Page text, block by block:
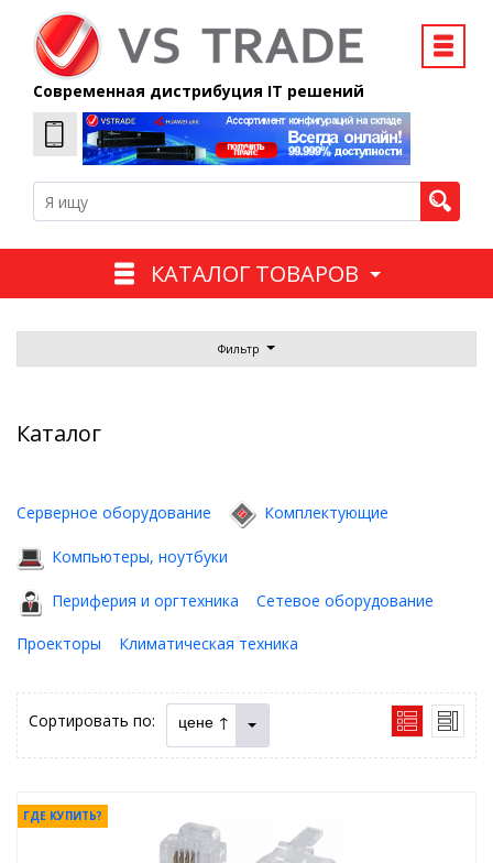
Современная дистрибуция IT решений
КАТАЛОГ ТОВАРОВ
Фильтр
Каталог
Серверное оборудование Комплектующие
Компьютеры, ноутбуки
Периферия и оргтехника Сетевое оборудование
Проекторы Климатическая техника
Сортировать по: цене ↑
ГДЕ КУПИТЬ?